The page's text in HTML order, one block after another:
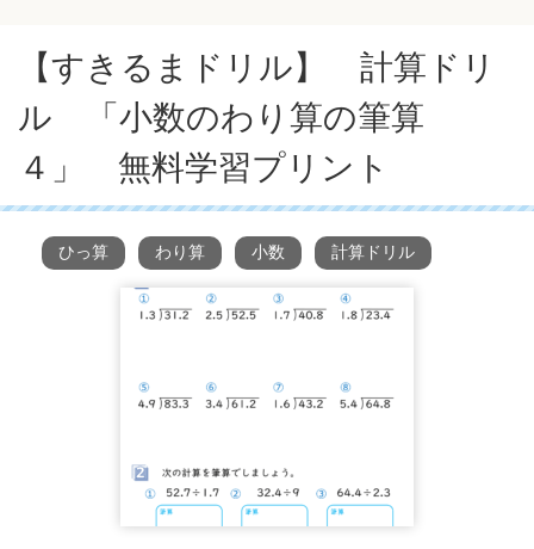
【すきるまドリル】 計算ドリ
ル 「小数のわり算の筆算
４」 無料学習プリント
ひっ算 わり算 小数 計算ドリル